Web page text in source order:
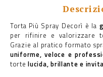
Torta Più Spray Decorì è la
per rifinire e valorizzare
Grazie al pratico formato
uniforme, veloce e
tortelucida, brillante e